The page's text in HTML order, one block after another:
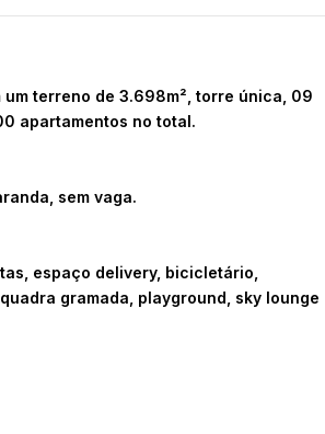
um terreno de 3.698m², torre única, 09
apartamentos no total.
sem vaga.
espaço delivery, bicicletário,
gramada, playground, sky lounge